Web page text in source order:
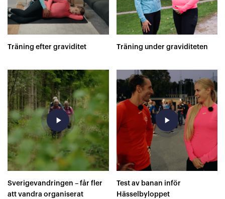
Träning efter graviditet Träning under graviditeten
play_arrow
Sverigevandringen – får fler
att vandra organiserat
play_arrow
Test av banan inför
Hässelbyloppet